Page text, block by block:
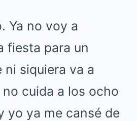
Ya no voy a
fiesta para un
ni siquiera va a
no cuida a los ocho
yo ya me cansé de